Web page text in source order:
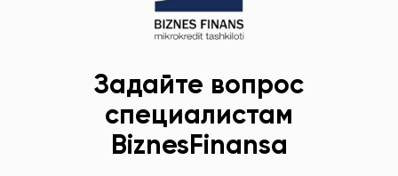
Задайте вопрос
специалистам
BiznesFinansа